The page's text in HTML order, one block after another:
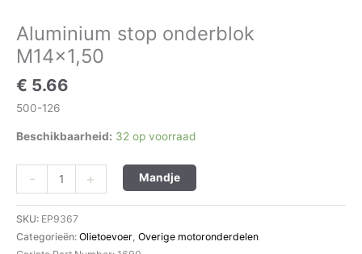
Aluminium stop onderblok
M14x1,50
€ 5.66
500-126
Beschikbaarheid: 32 op voorraad
- + Mandje
SKU: EP9367
Categorieën: Olietoevoer Overige motoronderdelen